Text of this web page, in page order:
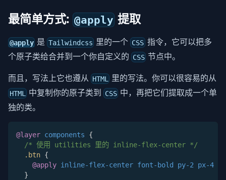
最简单方式: @apply 提取
@apply 是Tailwindcss 里的一个 CSS指令，它可以把多
个原子类给合并到一个你自定义的 CSS 节点中。
而且，写法上它也遵从 HTML 里的写法。你可以很容易的从
HTML 中复制你的原子类到 CSS 中，再把它们提取成一个单
独的类。
@layer components
{
/* 使用 utilities 里的 inline-flex-center */
.btn {
@apply inline-flex-center font-bold py-2 px-4
}